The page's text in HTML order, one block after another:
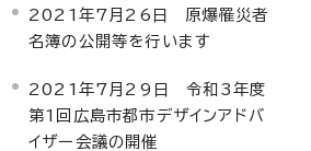
2021年7月26日 原爆罹災者
名簿の公開等を行います
2021年7月29日 令和3年度
第1回広島市都市デザインアドバ
イザー会議の開催